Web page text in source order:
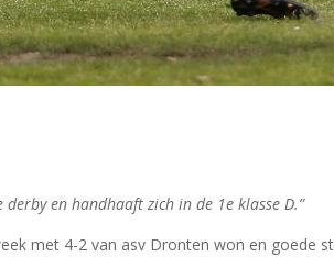
derby en handhaaft zich in de 1e klasse D.”
met 4-2 van asv Dronten won en goede